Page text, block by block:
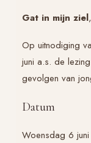
Gat in mijn ziel
Op uitnodiging
juni a.s. de lezing
gevolgen van
Datum
Woensdag 6